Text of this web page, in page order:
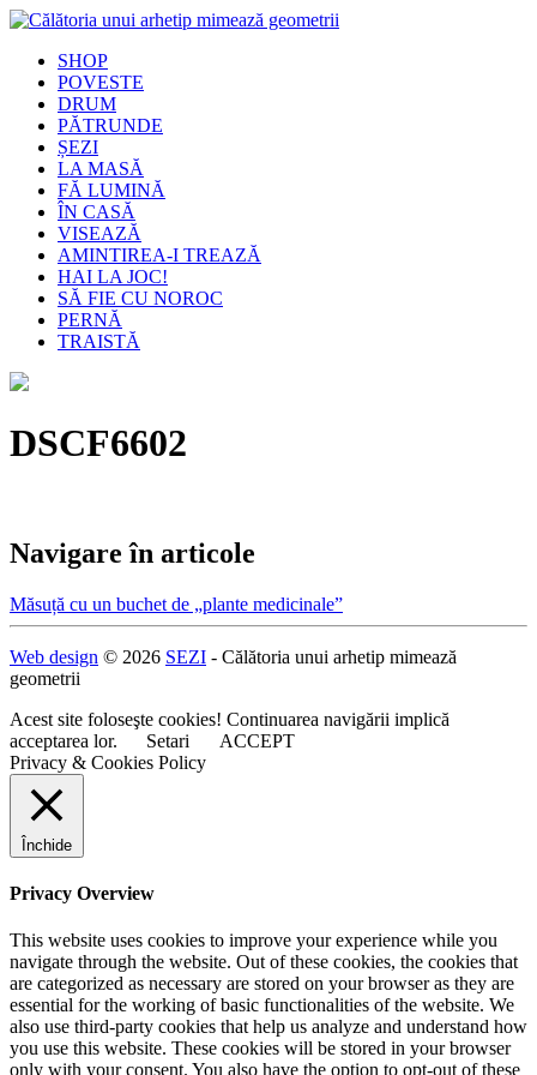
SHOP
POVESTE
DRUM
PĂTRUNDE
ȘEZI
LA MASĂ
FĂ LUMINĂ
ÎN CASĂ
VISEAZĂ
AMINTIREA-I TREAZĂ
HAI LA JOC!
SĂ FIE CU NOROC
PERNĂ
TRAISTĂ
DSCF6602
Navigare în articole
Măsuță cu un buchet de „plante medicinale”
Web design © 2026 SEZI - Călătoria unui arhetip mimează
geometrii
Acest site foloseşte cookies! Continuarea navigării implică
acceptarea lor.
Setari
ACCEPT
Privacy & Cookies Policy
Închide
Privacy Overview
This website uses cookies to improve your experience while you
navigate through the website. Out of these cookies, the cookies that
are categorized as necessary are stored on your browser as they are
essential for the working of basic functionalities of the website. We
also use third-party cookies that help us analyze and understand how
you use this website. These cookies will be stored in your browser
only with your consent. You also have the option to opt-out of these